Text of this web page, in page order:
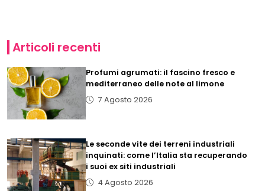
Articoli recenti
Profumi agrumati: il fascino fresco e
mediterraneo delle note al limone
7 Agosto 2026
Le seconde vite dei terreni industriali
inquinati: come l’Italia sta recuperando
i suoi ex siti industriali
4 Agosto 2026